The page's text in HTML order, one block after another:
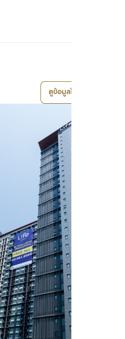
ดูข้อมูลโครงการ